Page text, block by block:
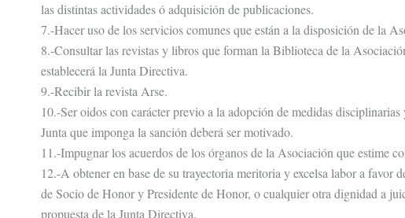
las distintas actividades ó adquisición de publicaciones.
7.-Hacer uso de los servicios comunes que están a la disposición de la
8.-Consultar las revistas y libros que forman la Biblioteca de la
establecerá la Junta Directiva.
9.-Recibir la revista Arse.
10.-Ser oidos con carácter previo a la adopción de medidas
Junta que imponga la sanción deberá ser motivado.
11.-Impugnar los acuerdos de los órganos de la Asociación que estime
12.-A obtener en base de su trayectoria meritoria y excelsa labor a
de Socio de Honor y Presidente de Honor, o cualquier otra dignidad a
propuesta de la Junta Directiva.